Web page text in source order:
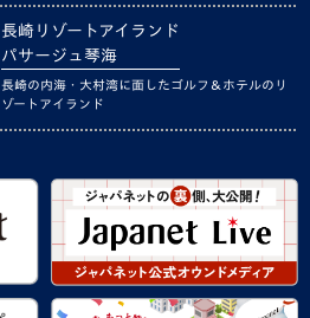
長崎リゾートアイランド
パサージュ琴海
長崎の内海・大村湾に面したゴルフ＆ホテルのリ
ゾートアイランド